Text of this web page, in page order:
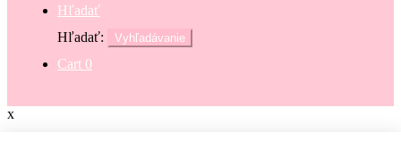
Hľadať
Hľadať:
Vyhľadávanie
Cart 0
x